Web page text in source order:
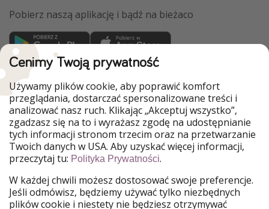
Pobierz naszą aplikację i bądź na bieżaco
WakacyjniPiraci są częścią Grupy HolidayPirates
Nasze rynki
PiratinViaggio
HolidayPirates
VakantiePiraten
VoyagesPirates
Ferienpiraten
Urlaubspiraten
Urlaubspiraten
ViajerosPiratas
TravelPirates
Nasza grupa
HolidayPirates Group
Cenimy Twoją prywatność
Używamy plików cookie, aby poprawić komfort
przeglądania, dostarczać spersonalizowane treści i
analizować nasz ruch. Klikając „Akceptuj wszystko”,
zgadzasz się na to i wyrażasz zgodę na udostępnianie
tych informacji stronom trzecim oraz na przetwarzanie
Twoich danych w USA. Aby uzyskać więcej informacji,
przeczytaj tu: Polityka Prywatności.
W każdej chwili możesz dostosować swoje preferencje.
Jeśli odmówisz, będziemy używać tylko niezbędnych
plików cookie i niestety nie będziesz otrzymywać